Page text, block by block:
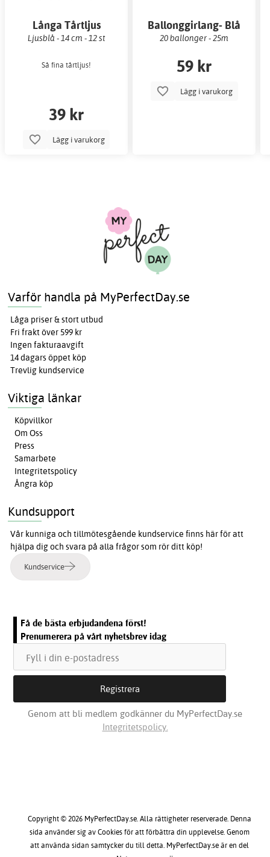
Långa Tårtljus
Ljusblå - 14 cm - 12 st
Så fina tårtljus!
39 kr
Lägg i varukorg
Ballonggirlang- Blå
20 ballonger - 25m
59 kr
Lägg i varukorg
Varför handla på MyPerfectDay.se
Låga priser & stort utbud
Fri frakt över 599 kr
Ingen fakturaavgift
14 dagars öppet köp
Trevlig kundservice
Viktiga länkar
Köpvillkor
Om Oss
Press
Samarbete
Integritetspolicy
Ångra köp
Kundsupport
Vår kunniga och tillmötesgående kundservice finns här för att
hjälpa dig och svara på alla frågor som rör ditt köp!
Kundservice
Få de bästa erbjudandena först!
Prenumerera på vårt nyhetsbrev idag
Genom att bli medlem godkänner du MyPerfectDay.se
Integritetspolicy.
Copyright © 2026 MyPerfectDay.se. Alla rättigheter reserverade. Denna
sida använder sig av Cookies för att förbättra din upplevelse. Genom
att använda sidan samtycker du till detta. MyPerfectDay.se är en del